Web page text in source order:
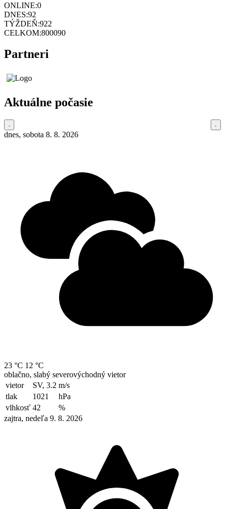
ONLINE:0
DNES:92
TÝŽDEŇ:922
CELKOM:800090
Partneri
Aktuálne počasie
dnes, sobota 8. 8. 2026
23 °C 12 °C
oblačno, slabý severovýchodný vietor
vietor
SV, 3.2 m/s
tlak
1021
hPa
vlhkosť 42
%
zajtra, nedeľa 9. 8. 2026